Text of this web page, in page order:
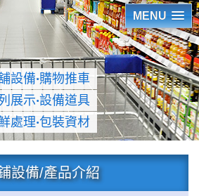
MENU
設備‧購物推車
展示‧設備道具
處理‧包裝資材
設備/產品介紹